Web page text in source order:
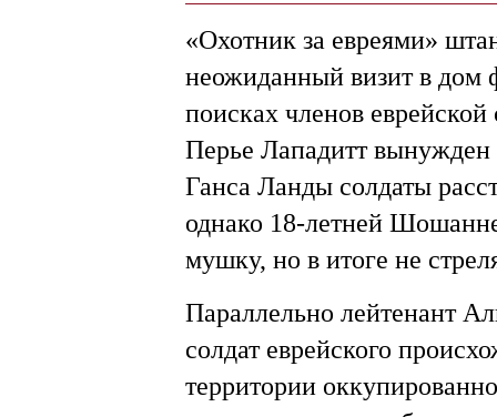
«Охотник за евреями»
неожиданный визит в дом
поисках членов
Перье Лападитт вынужден
Ганса Ланды солдаты
однако 18-летней
мушку, но в итоге не
Параллельно лейтенант
солдат еврейского
территории